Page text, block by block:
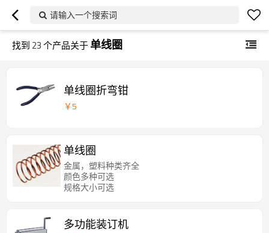
请输入一个搜索词
找到 23个产品关于单线圈
单线圈折弯钳
￥5
单线圈
金属，塑料种类齐全
颜色多种可选
规格大小可选
多功能装订机